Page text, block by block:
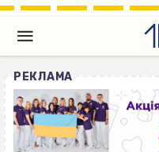
РЕКЛАМА